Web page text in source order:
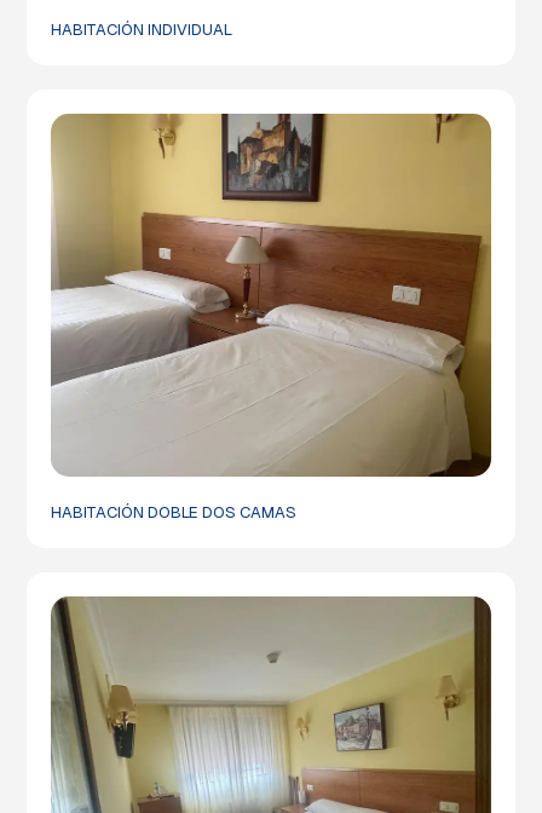
HABITACIÓN INDIVIDUAL
HABITACIÓN DOBLE DOS CAMAS